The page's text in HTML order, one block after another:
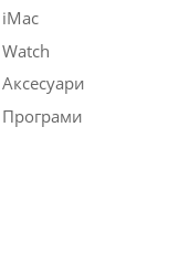
iMac
Watch
Аксесуари
Програми